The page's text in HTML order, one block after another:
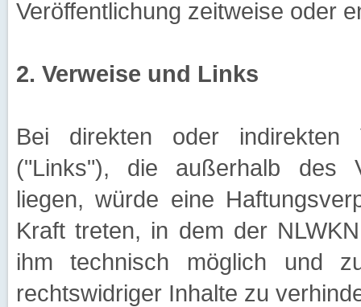
Veröffentlichung zeitweise oder
2. Verweise und Links
Bei direkten oder indirekten
("Links"), die außerhalb des
liegen, würde eine
Kraft treten, in dem der
ihm technisch möglich und
rechtswidriger Inhalte zu